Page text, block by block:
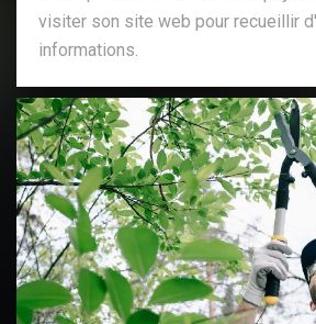
visiter son site web pour recueillir
informations.